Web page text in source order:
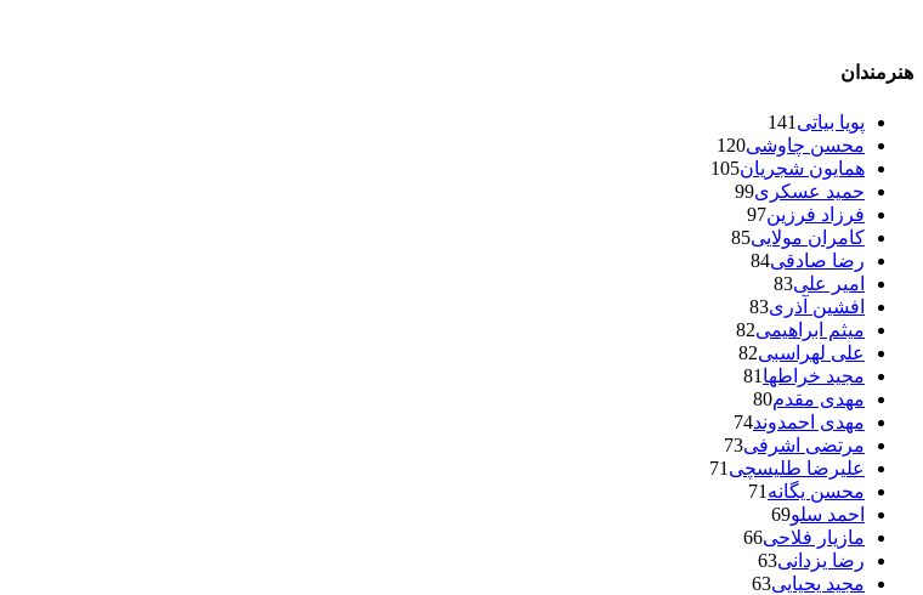
هنرمندان
پویا بیاتی 141
محسن چاوشی120
همایون شجریان105
حمید عسکری99
فرزاد فرزین97
کامران مولایی85
رضا صادقی84
امیر علی83
افشین آذری83
میثم ابراهیمی82
علی لهراسبی82
مجید خراطها 81
مهدی مقدم80
مهدی احمدوند74
مرتضی اشرفی73
علیرضا طلیسچی 71
محسن یگانه 71
احمد سلو69
مازیار فلاحی66
رضا یزدانی63
مجید یحیایی63